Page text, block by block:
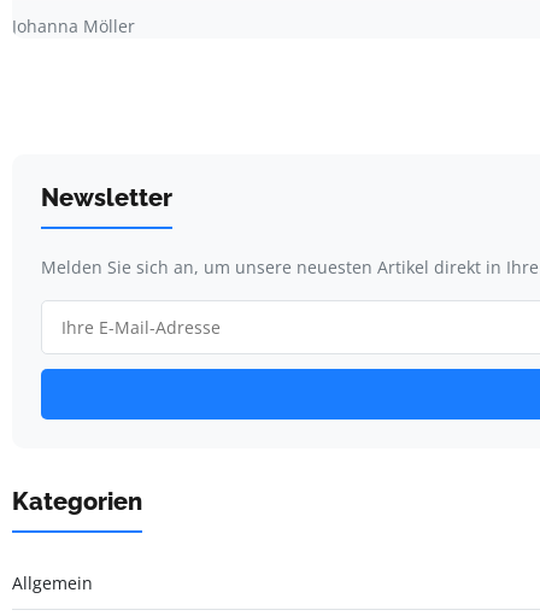
Johanna Möller
Newsletter
Melden Sie sich an, um unsere neuesten Artikel direkt in
Kategorien
Allgemein